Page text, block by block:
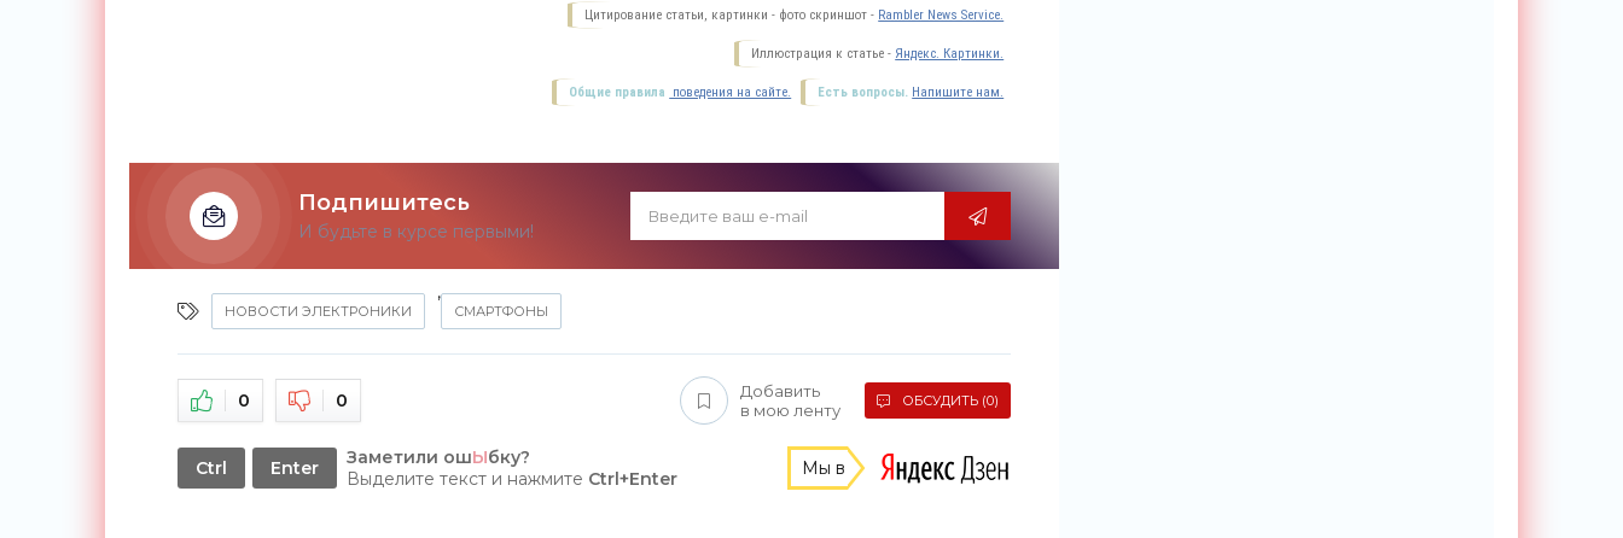
Цитирование статьи, картинки - фото скриншот - Rambler News Service.
Иллюстрация к статье - Яндекс. Картинки.
Есть вопросы. Напишите нам.
Общие правила поведения на сайте.
Подпишитесь
И будьте в курсе первыми!
НОВОСТИ ЭЛЕКТРОНИКИ
,
СМАРТФОНЫ
0 0
Добавить
в мою ленту
ОБСУДИТЬ (0)
Ctrl Enter Заметили ошЫбку?
Выделите текст и нажмите Ctrl+Enter Мы в